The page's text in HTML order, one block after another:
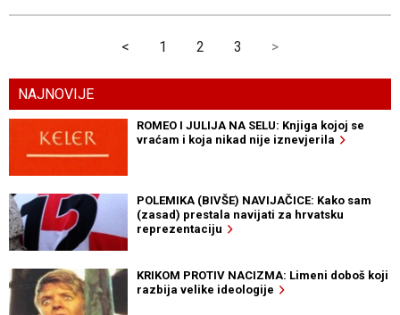
< 1 2 3 >
NAJNOVIJE
ROMEO I JULIJA NA SELU: Knjiga kojoj se
vraćam i koja nikad nije iznevjerila
POLEMIKA (BIVŠE) NAVIJAČICE: Kako sam
(zasad) prestala navijati za hrvatsku
reprezentaciju
KRIKOM PROTIV NACIZMA: Limeni doboš koji
razbija velike ideologije